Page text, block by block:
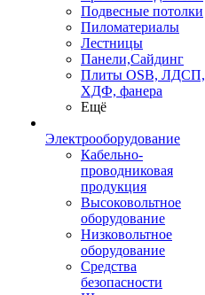
Подвесные потолки
Пиломатериалы
Лестницы
Панели,Сайдинг
Плиты OSB, ЛДСП,
ХДФ, фанера
Ещё
Электрооборудование
Кабельно-
проводниковая
продукция
Высоковольтное
оборудование
Низковольтное
оборудование
Средства
безопасности